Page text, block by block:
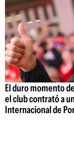
El duro momento
el club contrató a
Internacional de